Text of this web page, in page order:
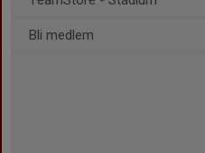
Bli medlem